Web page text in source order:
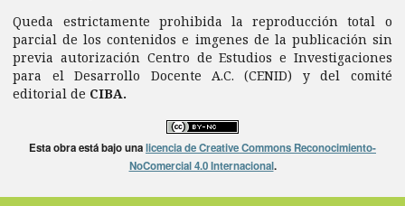
Queda estrictamente prohibida la reproducción total o
parcial de los contenidos e imgenes de la publicación sin
previa autorización Centro de Estudios e Investigaciones
para el Desarrollo Docente A.C. (CENID) y del comité
editorial de CIBA.
Esta obra está bajo unalicencia de Creative Commons Reconocimiento-
NoComercial 4.0 Internacional.